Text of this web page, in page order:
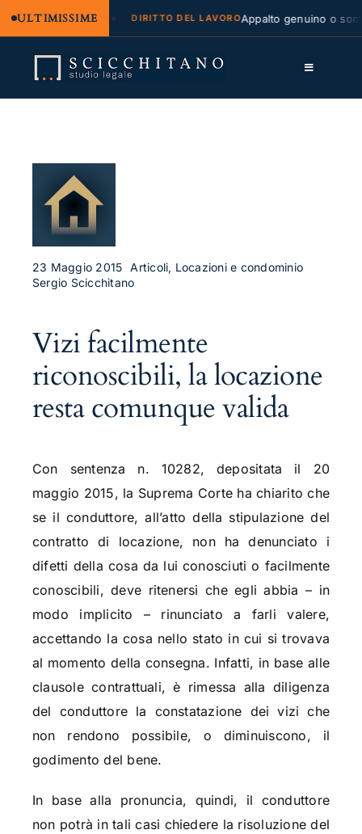
ULTIMISSIME
e regresso DIRITTO DEL LAVOROAppalto genuino o
contenuto
Toggle
Approfondimenti
Contatti
23 Maggio 2015
Articoli, Locazioni e condominio
Sergio Scicchitano
Vizi facilmente
riconoscibili, la locazione
resta comunque valida
Con sentenza n. 10282, depositata il 20
maggio 2015, la Suprema Corte ha chiarito che
se il conduttore, all’atto della stipulazione del
contratto di locazione, non ha denunciato i
difetti della cosa da lui conosciuti o facilmente
conoscibili, deve ritenersi che egli abbia – in
modo implicito – rinunciato a farli valere,
accettando la cosa nello stato in cui si trovava
al momento della consegna. Infatti, in base alle
clausole contrattuali, è rimessa alla diligenza
del conduttore la constatazione dei vizi che
non rendono possibile, o diminuiscono, il
godimento del bene.
In base alla pronuncia, quindi, il conduttore
non potrà in tali casi chiedere la risoluzione del